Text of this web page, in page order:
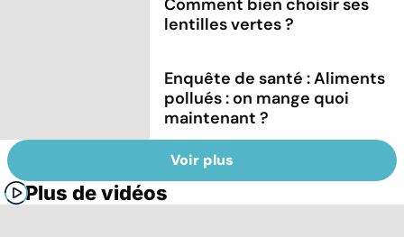
lentilles vertes ?
Enquête de santé : Aliments
pollués : on mange quoi
maintenant ?
Voir plus
Plus de vidéos